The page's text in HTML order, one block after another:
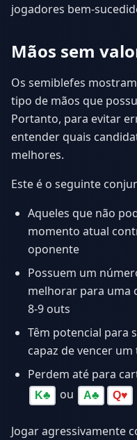
jogadores bem-
Mãos sem
Os semiblefes
tipo de mãos que
Portanto, para evitar
entender quais
melhores.
Este é o seguinte
Aqueles que não
momento atual
oponente
Possuem um
melhorar para uma
8-9 outs
Têm potencial para
capaz de vencer
Perdem até para
K♣ ou A♣ Q♥
Jogar agressivamente